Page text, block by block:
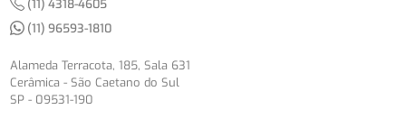
(11) 4318-4605
(11) 96593-1810
Alameda Terracota, 185, Sala 631
Cerâmica - São Caetano do Sul
SP - 09531-190